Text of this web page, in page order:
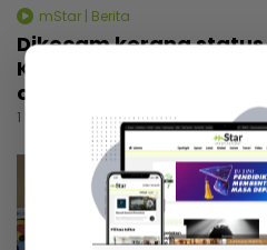
mStar | Berita
Dikecam kerana
Kepoh pilih abaikan...
orang cakap patutlah
1 hari lalu